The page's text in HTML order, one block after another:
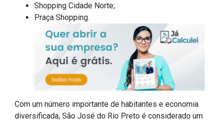
Shopping Cidade Norte;
Praça Shopping.
Com um número importante de habitantes e economia
diversificada, São José do Rio Preto é considerado um